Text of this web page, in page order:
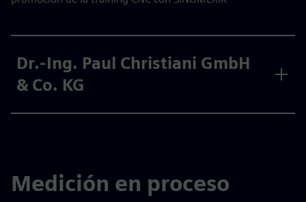
Dr.-Ing. Paul Christiani GmbH
& Co. KG
Medición en proceso